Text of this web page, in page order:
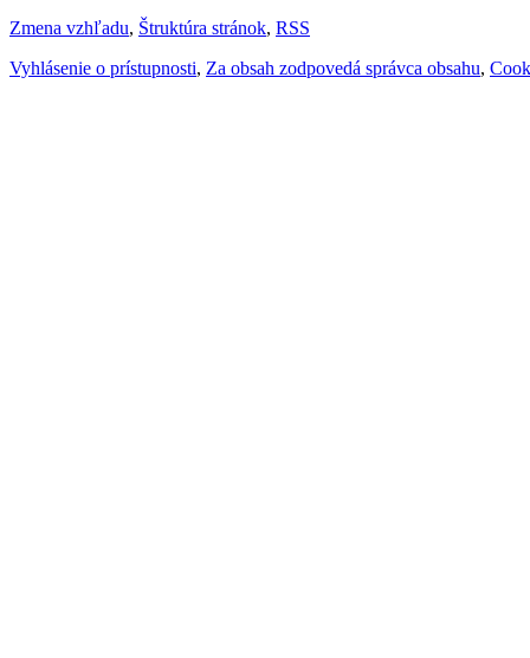
Zmena vzhľadu, Štruktúra stránok, RSS
Vyhlásenie o prístupnosti, Za obsah zodpovedá správca obsahu,